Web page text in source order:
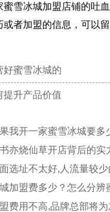
冰城加盟店铺的吐血
者加盟的信息，可以
好蜜雪冰城的
提升产品价值
我开一家蜜雪冰城要多
亦烧仙草开店背后的实
选址不太好,人流量较少
加盟费多少？怎么分辨
费用不高,品牌总部将为